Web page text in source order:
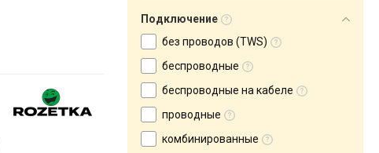
Подключение
без проводов (TWS)
беспроводные
беспроводные на кабеле
проводные
комбинированные